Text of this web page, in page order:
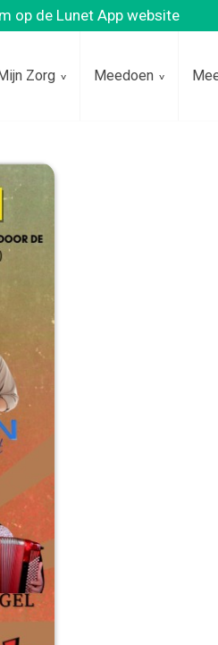
op de Lunet App website
Zorg Meedoen